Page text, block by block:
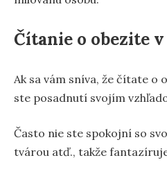
Čítanie o obezite
Ak sa vám sníva, že čítate o
ste posadnutí svojím
Často nie ste spokojní so
tvárou atď., takže